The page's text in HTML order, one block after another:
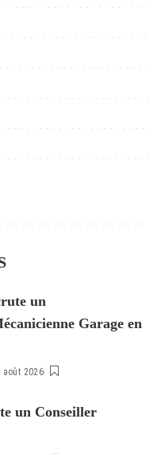
un
Garage en
août 2026
un Conseiller